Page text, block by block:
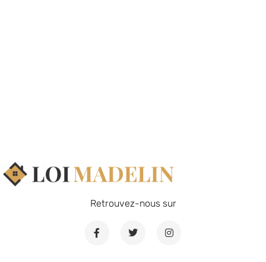
Retrouvez-nous sur